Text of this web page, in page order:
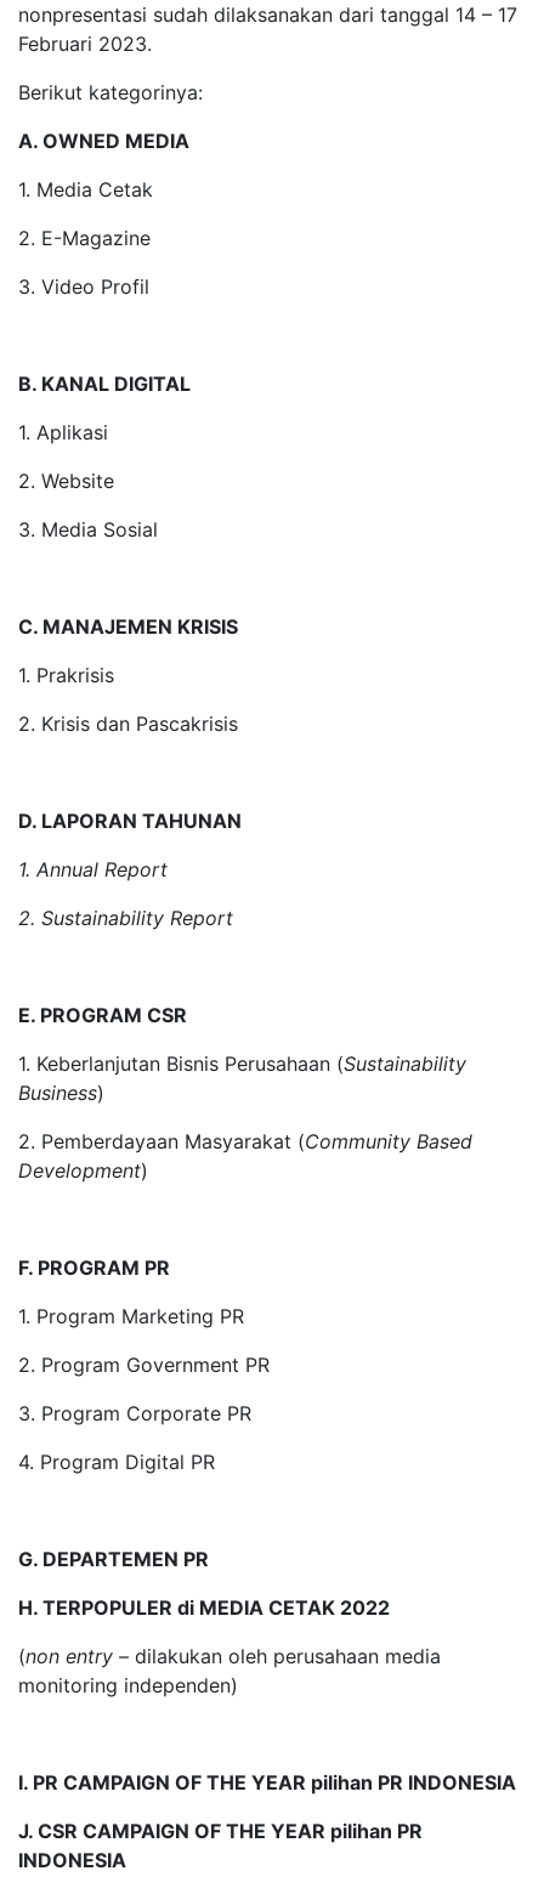
nonpresentasi sudah dilaksanakan dari tanggal 14 – 17
Februari 2023.
Berikut kategorinya:
A. OWNED MEDIA
1. Media Cetak
2. E-Magazine
3. Video Profil
B. KANAL DIGITAL
1. Aplikasi
2. Website
3. Media Sosial
C. MANAJEMEN KRISIS
1. Prakrisis
2. Krisis dan Pascakrisis
D. LAPORAN TAHUNAN
1. Annual Report
2. Sustainability Report
E. PROGRAM CSR
1. Keberlanjutan Bisnis Perusahaan (Sustainability
Business)
2. Pemberdayaan Masyarakat (Community Based
Development)
F. PROGRAM PR
1. Program Marketing PR
2. Program Government PR
3. Program Corporate PR
4. Program Digital PR
G. DEPARTEMEN PR
H. TERPOPULER di MEDIA CETAK 2022
(non entry – dilakukan oleh perusahaan media
monitoring independen)
I. PR CAMPAIGN OF THE YEAR pilihan PR INDONESIA
J. CSR CAMPAIGN OF THE YEAR pilihan PR
INDONESIA